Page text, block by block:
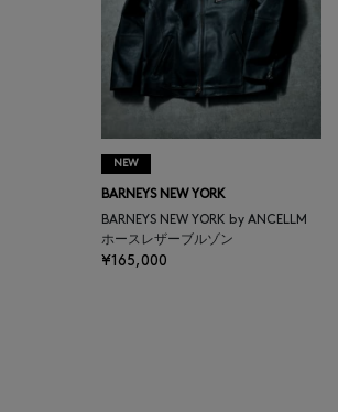
BARBA
BARNEYS NEW YORK
BASERANGE
BE.ABLE
NEW
BARNEYS NEW YORK
BARNEYS NEW YORK by ANCELLM
ホースレザーブルゾン
¥165,000